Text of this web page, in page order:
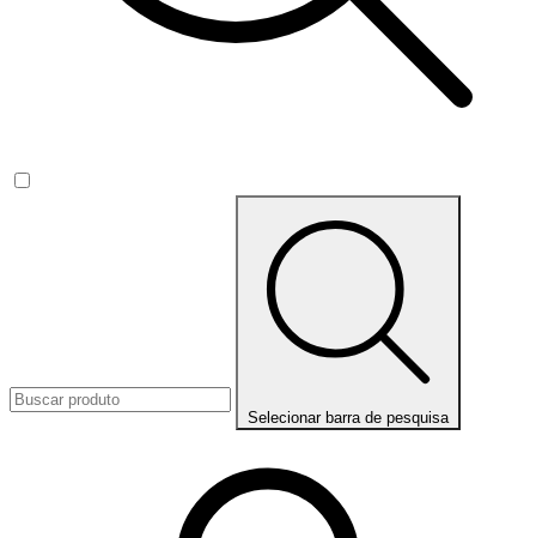
Selecionar barra de pesquisa